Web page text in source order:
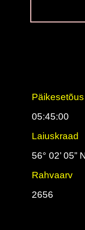
Päikesetõus
05:45:00
Laiuskraad
56° 02’ 05”
Rahvaarv
2656